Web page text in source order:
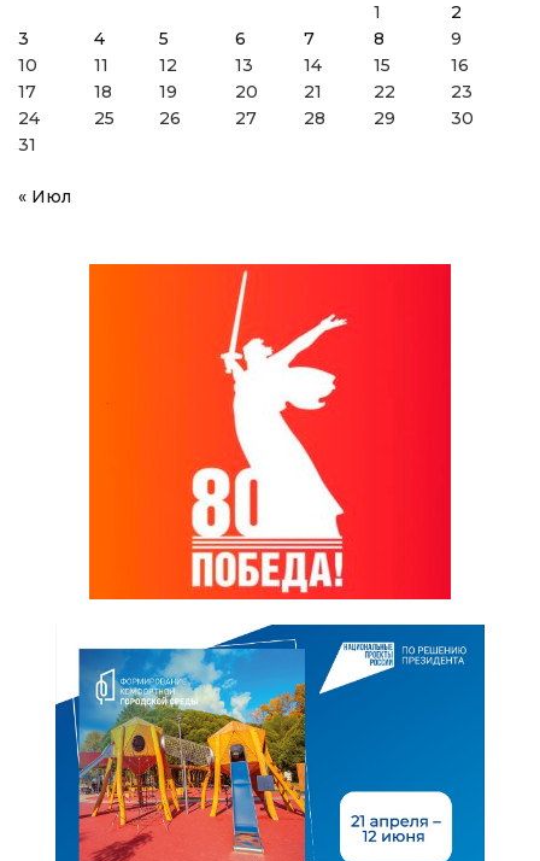
1
2
3
4 5 6 7 8
9
10
11 12 13 14 15
16
17
18 19 20 21 22
23
24
25 26 27 28 29
30
31
« Июл